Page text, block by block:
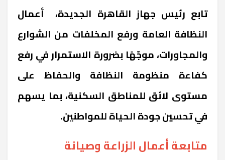
تابع رئيس جهاز القاهرة الجديدة، أعمال
النظافة العامة ورفع المخلفات من الشوارع
والمجاورات، موجّهًا بضرورة الاستمرار في رفع
كفاءة منظومة النظافة والحفاظ على
مستوى لائق للمناطق السكنية، بما يسهم
في تحسين جودة الحياة للمواطنين.
متابعة أعمال الزراعة وصيانة